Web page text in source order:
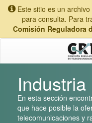
Este sitio es un
para consulta. Para
Comisión Reguladora
Industria
En esta sección
que hace posible la
telecomunicaciones y